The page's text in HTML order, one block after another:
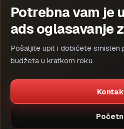
Potrebna vam je
ads oglasavanje
Pošaljite upit i dobićete smislen
budžeta u kratkom roku.